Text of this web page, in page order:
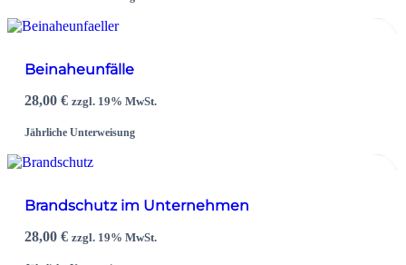
Beinaheunfälle
28,00€ zzgl. 19% MwSt.
Jährliche Unterweisung
Brandschutz im Unternehmen
28,00€ zzgl. 19% MwSt.